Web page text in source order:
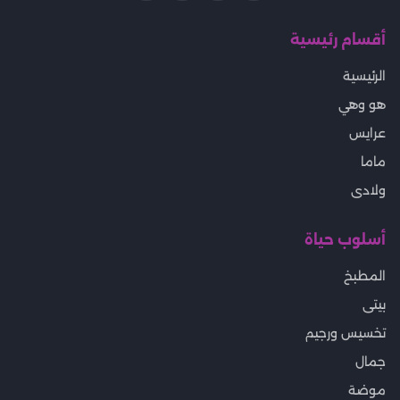
أقسام رئيسية
الرئيسية
هو وهي
عرايس
ماما
ولادى
أسلوب حياة
المطبخ
بيتى
تخسيس ورجيم
جمال
موضة